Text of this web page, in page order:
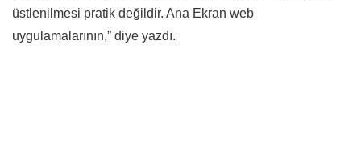
üstlenilmesi pratik değildir. Ana Ekran web
uygulamalarının,” diye yazdı.